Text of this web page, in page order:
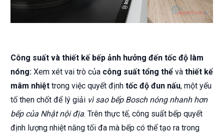
Công suất và thiết kế bếp ảnh hưởng đến tốc độ làm
nóng: Xem xét vai trò của công suất tổng thể và thiết kế
mâm nhiệt trong việc quyết định tốc độ đun nấu, một yếu
tố then chốt để lý giải vì sao bếp Bosch nóng nhanh hơn
bếp của Nhật nội địa. Trên thực tế, công suất bếp quyết
định lượng nhiệt năng tối đa mà bếp có thể tạo ra trong